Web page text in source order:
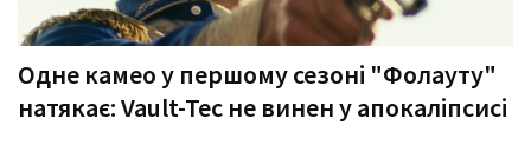
Одне камео у першому сезоні "Фолауту"
натякає: Vault-Tec не винен у апокаліпсисі